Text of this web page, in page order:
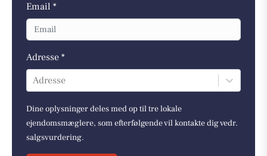
Email *
Adresse *
Adresse
Dine oplysninger deles med op til tre lokale
ejendomsmæglere, som efterfølgende vil kontakte dig vedr.
salgsvurdering.